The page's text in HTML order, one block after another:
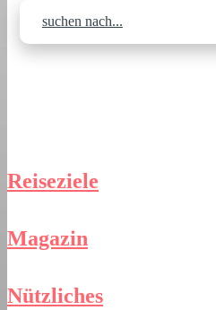
suchen nach...
Reiseziele
Magazin
Nützliches